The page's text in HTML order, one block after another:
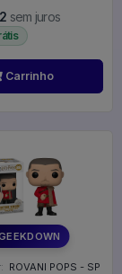
sem juros
Carrinho
ROVANI POPS - SP